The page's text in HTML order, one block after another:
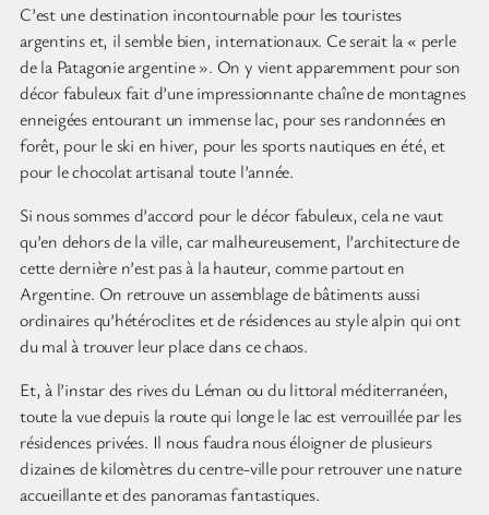
C’est une destination incontournable pour les touristes
argentins et, il semble bien, internationaux. Ce serait la « perle
de la Patagonie argentine ». On y vient apparemment pour son
décor fabuleux fait d’une impressionnante chaîne de montagnes
enneigées entourant un immense lac, pour ses randonnées en
forêt, pour le ski en hiver, pour les sports nautiques en été, et
pour le chocolat artisanal toute l’année.
Si nous sommes d’accord pour le décor fabuleux, cela ne vaut
qu’en dehors de la ville, car malheureusement, l’architecture de
cette dernière n’est pas à la hauteur, comme partout en
Argentine. On retrouve un assemblage de bâtiments aussi
ordinaires qu’hétéroclites et de résidences au style alpin qui ont
du mal à trouver leur place dans ce chaos.
Et, à l’instar des rives du Léman ou du littoral méditerranéen,
toute la vue depuis la route qui longe le lac est verrouillée par les
résidences privées. Il nous faudra nous éloigner de plusieurs
dizaines de kilomètres du centre-ville pour retrouver une nature
accueillante et des panoramas fantastiques.